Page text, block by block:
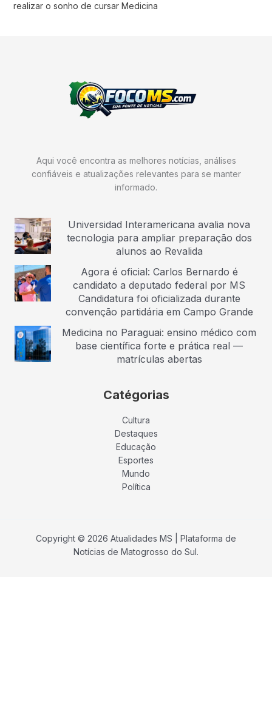
realizar o sonho de cursar Medicina
Aqui você encontra as melhores notícias, análises
confiáveis e atualizações relevantes para se manter
informado.
Universidad Interamericana avalia nova
tecnologia para ampliar preparação dos
alunos ao Revalida
Agora é oficial: Carlos Bernardo é
candidato a deputado federal por MS
Candidatura foi oficializada durante
convenção partidária em Campo Grande
Medicina no Paraguai: ensino médico com
base científica forte e prática real —
matrículas abertas
Catégorias
Cultura
Destaques
Educação
Esportes
Mundo
Política
Copyright © 2026 Atualidades MS | Plataforma de
Notícias de Matogrosso do Sul.